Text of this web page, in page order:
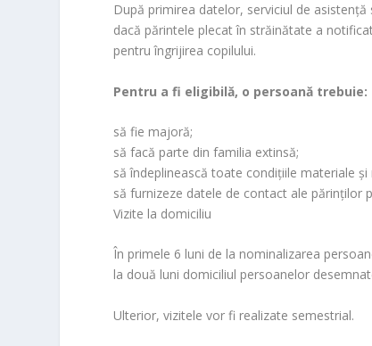
După primirea datelor, serviciul de
dacă părintele plecat în străinătate a
pentru îngrijirea copilului.
Pentru a fi eligibilă, o persoană trebuie:
să fie majoră;
să facă parte din familia extinsă;
să îndeplinească toate condițiile materiale
să furnizeze datele de contact ale părinților
Vizite la domiciliu
În primele 6 luni de la nominalizarea
la două luni domiciliul persoanelor
Ulterior, vizitele vor fi realizate semestrial.